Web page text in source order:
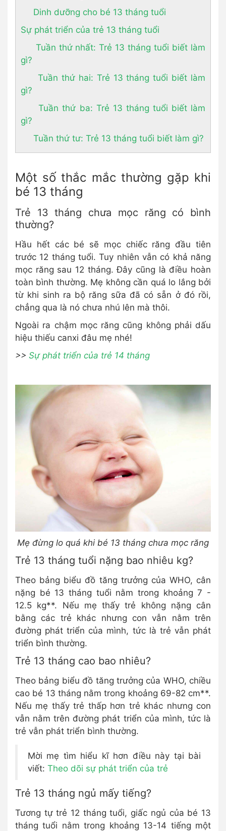
Dinh dưỡng cho bé 13 tháng tuổi
Sự phát triển của trẻ 13 tháng tuổi
Tuần thứ nhất: Trẻ 13 tháng tuổi biết làm
gì?
Tuần thứ hai: Trẻ 13 tháng tuổi biết làm
gì?
Tuần thứ ba: Trẻ 13 tháng tuổi biết làm
gì?
Tuần thứ tư: Trẻ 13 tháng tuổi biết làm gì?
Một số thắc mắc thường gặp khi
bé 13 tháng
Trẻ 13 tháng chưa mọc răng có bình
thường?
Hầu hết các bé sẽ mọc chiếc răng đầu tiên
trước 12 tháng tuổi. Tuy nhiên vẫn có khả năng
mọc răng sau 12 tháng. Đây cũng là điều hoàn
toàn bình thường. Mẹ không cần quá lo lắng bởi
từ khi sinh ra bộ răng sữa đã có sẵn ở đó rồi,
chẳng qua là nó chưa nhú lên mà thôi.
Ngoài ra chậm mọc răng cũng không phải dấu
hiệu thiếu canxi đâu mẹ nhé!
>> Sự phát triển của trẻ 14 tháng
Mẹ đừng lo quá khi bé 13 tháng chưa mọc răng
Trẻ 13 tháng tuổi nặng bao nhiêu kg?
Theo bảng biểu đồ tăng trưởng của WHO, cân
nặng bé 13 tháng tuổi nằm trong khoảng 7 -
12.5 kg**. Nếu mẹ thấy trẻ không nặng cân
bằng các trẻ khác nhưng con vẫn nằm trên
đường phát triển của mình, tức là trẻ vẫn phát
triển bình thường.
Trẻ 13 tháng cao bao nhiêu?
Theo bảng biểu đồ tăng trưởng của WHO, chiều
cao bé 13 tháng nằm trong khoảng 69-82 cm**.
Nếu mẹ thấy trẻ thấp hơn trẻ khác nhưng con
vẫn nằm trên đường phát triển của mình, tức là
trẻ vẫn phát triển bình thường.
Mời mẹ tìm hiểu kĩ hơn điều này tại bài
viết: Theo dõi sự phát triển của trẻ
Trẻ 13 tháng ngủ mấy tiếng?
Tương tự trẻ 12 tháng tuổi, giấc ngủ của bé 13
tháng tuổi nằm trong khoảng 13-14 tiếng một